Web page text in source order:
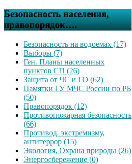
Безопасность населения,
правопорядок….
Безопасность на водоемах (17)
Выборы (7)
Ген. Планы населенных
пунктов СП (26)
Защита от ЧС и ГО (62)
Памятки ГУ МЧС России по РБ
(50)
Правопорядок (12)
Противопожарная безопасность
(66)
Противод. экстремизму,
антитеррор (15)
Экология, Охрана природы (26)
Энергосбережение (0)